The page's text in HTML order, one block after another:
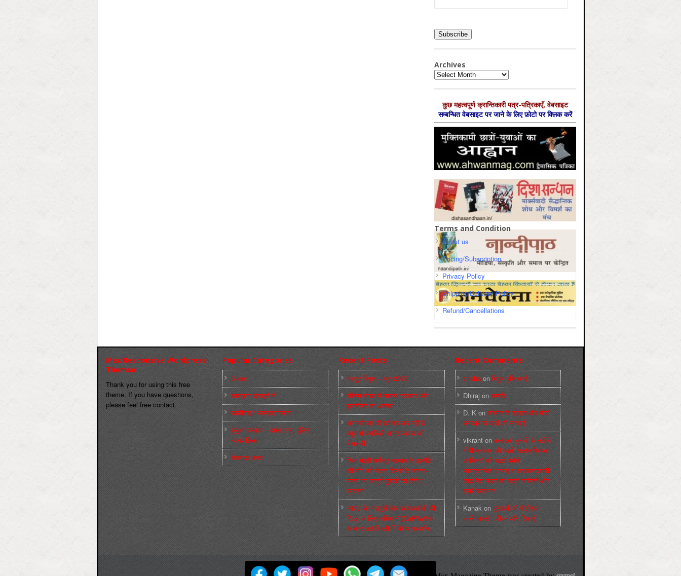
Archives
Archives
कुछ महत्‍वपूर्ण क्रान्तिकारी पत्र-पत्रिकाएँ, वेबसाइट
सम्‍बन्धित वेबसाइट पर जाने के लिए फ़ोटो पर क्लिक करें
Terms and Condition
About us
Pricing/Subscription
Privacy Policy
Shipping/Delivery Policy
Refund/Cancellations
Max Responsive Wordpress
Themse
Thank you for using this free
theme. If you have questions,
please feel free contact.
Popular Categories
Slider
कारख़ाना इलाक़ों से
फ़ासीवाद / साम्‍प्रदायिकता
बुर्जुआ जनवाद – दमन तंत्र, पुलिस,
न्‍यायपालिका
संघर्षरत जनता
Recent Posts
मज़दूर बिगुल – जून 2026
पश्चिम बंगाल में भाजपा सरकार और
बुलडोज़र का आतंक!
अमानवीयता की हदें पार कर रही है
क्यूबा में अमेरिकी साम्राज्यवाद की
घेराबन्दी
शिक्षा मंत्री धर्मेन्द्र प्रधान के इस्तीफ़े
की माँग को लेकर दिल्ली के जन्तर-
मन्तर पर छात्रों-युवाओं का विरोध
प्रदर्शन
‘नोएडा के मज़दूरों और कार्यकर्ताओं की
रिहाई के लिए अभियान’ (CaRWAN)
के बैनर तले दिल्ली में विरोध प्रदर्शन
Recent Comments
snehaonबिगुल पुस्तिकाएँ
Dhirajon सम्पर्क
D. Konकश्मीर के हालात और मोदी
सरकार के दावों की सच्चाई
vikrantonकर्नाटक चुनावों के नतीजे,
मोदी सरकार की बढ़ती अलोकप्रियता,
फ़ासिस्टों की बढ़ती बेचैनी,
साम्प्रदायिक उन्माद व अन्धराष्ट्रवादी
लहर पैदा करने की बढ़ती साज़िशें और
हमारे कार्यभार
Kanakonपुस्‍तकों की पीडीएफ :
कार्ल मार्क्‍स : जीवन और शिक्षाएं
मज़दूर बिगुल Powered by
WordPress